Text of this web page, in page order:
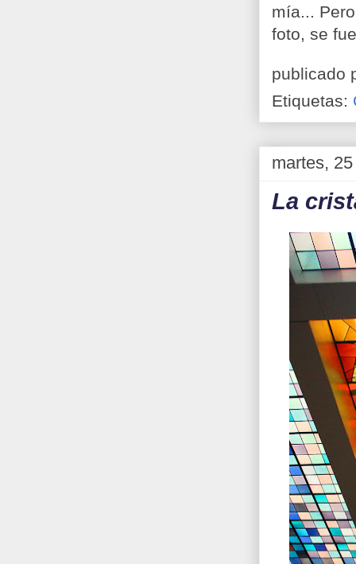
mía...
foto, se
publicado
Etiquetas:
martes,
La